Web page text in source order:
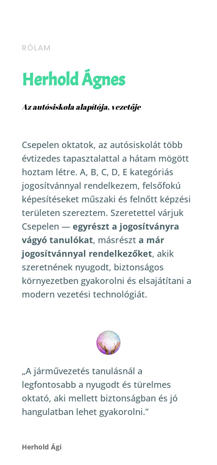
RÓLAM
Herhold Ágnes
Az autósiskola alapítója, vezetője
Csepelen oktatok, az autósiskolát több
évtizedes tapasztalattal a hátam mögött
hoztam létre. A, B, C, D, E kategóriás
jogosítvánnyal rendelkezem, felsőfokú
képesítéseket műszaki és felnőtt képzési
területen szereztem. Szeretettel várjuk
Csepelen — egyrészt a jogosítványra
vágyó tanulókat, másrészt a már
jogosítvánnyal rendelkezőket, akik
szeretnének nyugodt, biztonságos
környezetben gyakorolni és elsajátítani a
modern vezetési technológiát.
„A járművezetés tanulásnál a
legfontosabb a nyugodt és türelmes
oktató, aki mellett biztonságban és jó
hangulatban lehet gyakorolni.”
Herhold Ági